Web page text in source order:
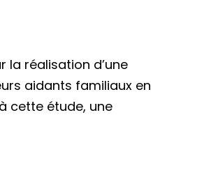
la réalisation d’une
aidants familiaux en
cette étude, une